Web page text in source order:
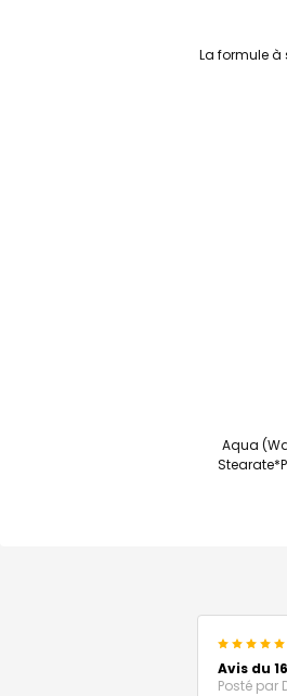
La formuleà
Aqua
5
Avis du
Posté par